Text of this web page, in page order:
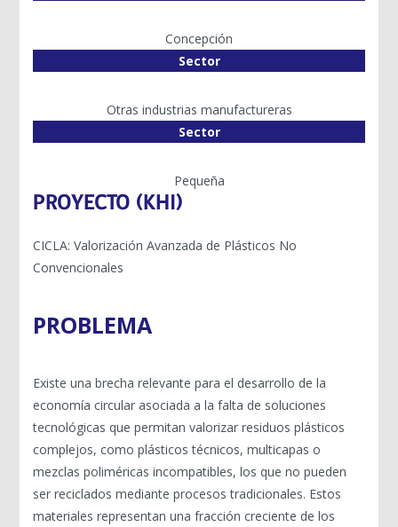
Concepción
Sector
Otras industrias manufactureras
Sector
Pequeña
PROYECTO (KHI)
CICLA: Valorización Avanzada de Plásticos No
Convencionales
PROBLEMA
Existe una brecha relevante para el desarrollo de la
economía circular asociada a la falta de soluciones
tecnológicas que permitan valorizar residuos plásticos
complejos, como plásticos técnicos, multicapas o
mezclas poliméricas incompatibles, los que no pueden
ser reciclados mediante procesos tradicionales. Estos
materiales representan una fracción creciente de los